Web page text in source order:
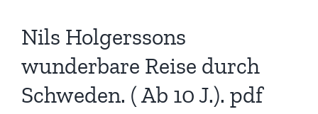
Nils Holgerssons
wunderbare Reise durch
Schweden. ( Ab 10 J.). pdf
the
Intersection
of